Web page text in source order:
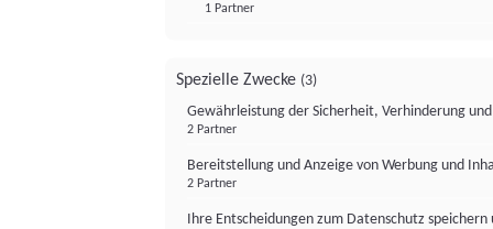
1 Partner
Spezielle Zwecke (3)
Gewährleistung der Sicherheit, Verhinderung
2 Partner
Bereitstellung und Anzeige von Werbung und
2 Partner
Ihre Entscheidungen zum Datenschutz